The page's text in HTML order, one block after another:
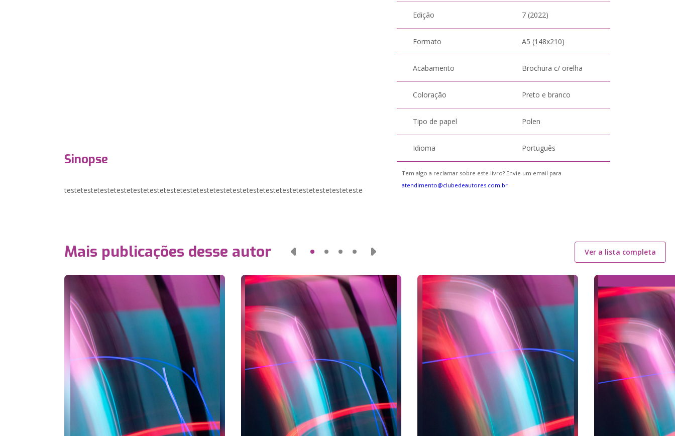
Sinopse
testetestetestetestetestetestetestetestetestetestetestetestetestetestetestetestetesteteste
Edição 7 (2022)
Formato A5 (148x210)
Acabamento Brochura c/ orelha
Coloração Preto e branco
Tipo de papel Polen
Idioma Português
Tem algo a reclamar sobre este livro? Envie um email para
atendimento@clubedeautores.com.br
Mais publicações desse autor Ver a lista completa